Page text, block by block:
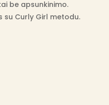
be apsunkinimo.
su Curly Girl metodu.